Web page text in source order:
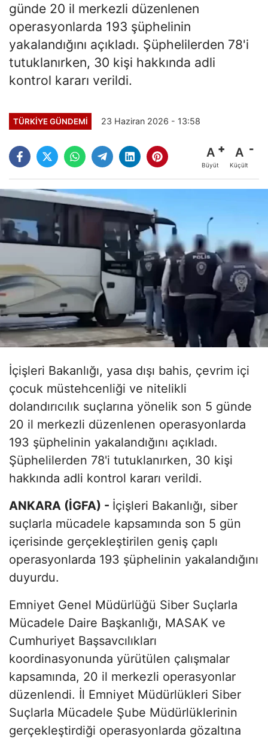
günde 20 il merkezli düzenlenen
operasyonlarda 193 şüphelinin
yakalandığını açıkladı. Şüphelilerden 78'i
tutuklanırken, 30 kişi hakkında adli
kontrol kararı verildi.
TÜRKİYE GÜNDEMİ 23 Haziran 2026 - 13:58
A
Büyüt
A
Küçült
İçişleri Bakanlığı, yasa dışı bahis, çevrim içi
çocuk müstehcenliği ve nitelikli
dolandırıcılık suçlarına yönelik son 5 günde
20 il merkezli düzenlenen operasyonlarda
193 şüphelinin yakalandığını açıkladı.
Şüphelilerden 78'i tutuklanırken, 30 kişi
hakkında adli kontrol kararı verildi.
ANKARA (İGFA) - İçişleri Bakanlığı, siber
suçlarla mücadele kapsamında son 5 gün
içerisinde gerçekleştirilen geniş çaplı
operasyonlarda 193 şüphelinin yakalandığını
duyurdu.
Emniyet Genel Müdürlüğü Siber Suçlarla
Mücadele Daire Başkanlığı, MASAK ve
Cumhuriyet Başsavcılıkları
koordinasyonunda yürütülen çalışmalar
kapsamında, 20 il merkezli operasyonlar
düzenlendi. İl Emniyet Müdürlükleri Siber
Suçlarla Mücadele Şube Müdürlüklerinin
gerçekleştirdiği operasyonlarda gözaltına